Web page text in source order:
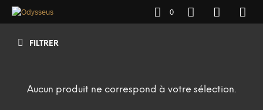
0
FILTRER
Aucun produit ne correspond à votre sélection.